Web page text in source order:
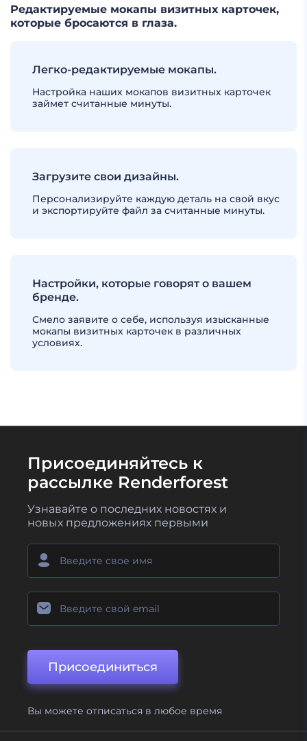
Редактируемые мокапы визитных карточек,
которые бросаются в глаза.
Легко-редактируемые мокапы.
Настройка наших мокапов визитных карточек
займет считанные минуты.
Загрузите свои дизайны.
Персонализируйте каждую деталь на свой вкус
и экспортируйте файл за считанные минуты.
Настройки, которые говорят о вашем
бренде.
Смело заявите о себе, используя изысканные
мокапы визитных карточек в различных
условиях.
Присоединяйтесь к
рассылке Renderforest
Узнавайте о последних новостях и
новых предложениях первыми
Присоединиться
Вы можете отписаться в любое время